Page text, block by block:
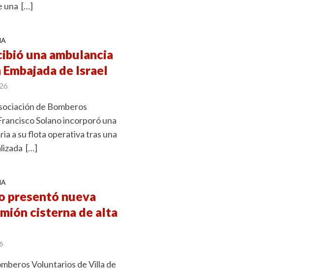
una […]
una ambulancia
de Israel
de Bomberos
Solano incorporó una
a su flota operativa tras una
[…]
presentó nueva
cisterna de alta
Voluntarios de Villa de